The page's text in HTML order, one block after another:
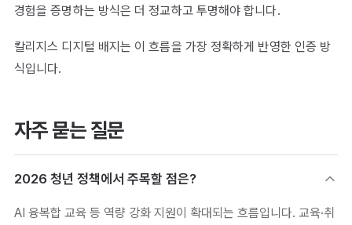
경험을 증명하는 방식은 더 정교하고 투명해야 합니다.
칼리지스 디지털 배지는 이 흐름을 가장 정확하게 반영한 인증 방
식입니다.
자주 묻는 질문
2026 청년 정책에서 주목할 점은?
AI 융복합 교육 등 역량 강화 지원이 확대되는 흐름입니다. 교육·취